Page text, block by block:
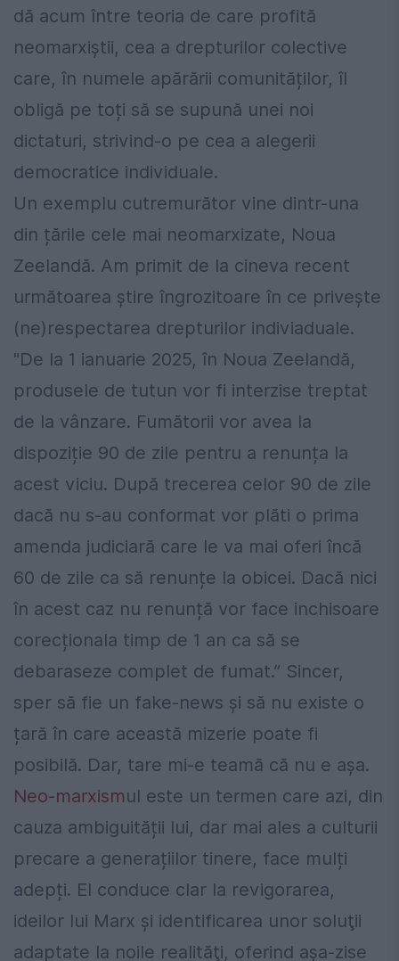
dă acum între teoria de care profită
neomarxiștii, cea a drepturilor colective
care, în numele apărării comunităților, îl
obligă pe toți să se supună unei noi
dictaturi, strivind-o pe cea a alegerii
democratice individuale.
Un exemplu cutremurător vine dintr-una
din țările cele mai neomarxizate, Noua
Zeelandă. Am primit de la cineva recent
următoarea știre îngrozitoare în ce privește
(ne)respectarea drepturilor indiviaduale.
"De la 1 ianuarie 2025, în Noua Zeelandă,
produsele de tutun vor fi interzise treptat
de la vânzare. Fumătorii vor avea la
dispoziție 90 de zile pentru a renunța la
acest viciu. După trecerea celor 90 de zile
dacă nu s-au conformat vor plăti o prima
amenda judiciară care le va mai oferi încă
60 de zile ca să renunțe la obicei. Dacă nici
în acest caz nu renunță vor face inchisoare
corecționala timp de 1 an ca să se
debaraseze complet de fumat.” Sincer,
sper să fie un fake-news și să nu existe o
țară în care această mizerie poate fi
posibilă. Dar, tare mi-e teamă că nu e așa.
Neo-marxismul este un termen care azi, din
cauza ambiguității lui, dar mai ales a culturii
precare a generațiilor tinere, face mulți
adepți. El conduce clar la revigorarea,
ideilor lui Marx şi identificarea unor soluţii
adaptate la noile realităţi, oferind așa-zise